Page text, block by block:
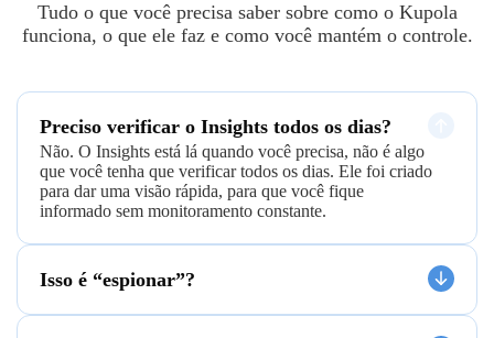
Tudo o que você precisa saber sobre como o Kupola
funciona, o que ele faz e como você mantém o controle.
Preciso verificar o Insights todos os dias?
Não. O Insights está lá quando você precisa, não é algo
que você tenha que verificar todos os dias. Ele foi criado
para dar uma visão rápida, para que você fique
informado sem monitoramento constante.
Isso é “espionar”?